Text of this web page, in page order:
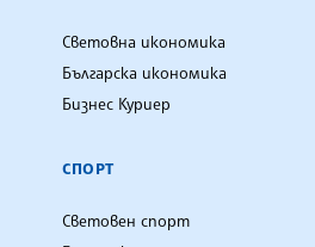
Световна икономика
Българска икономика
Бизнес Куриер
СПОРТ
Световен спорт